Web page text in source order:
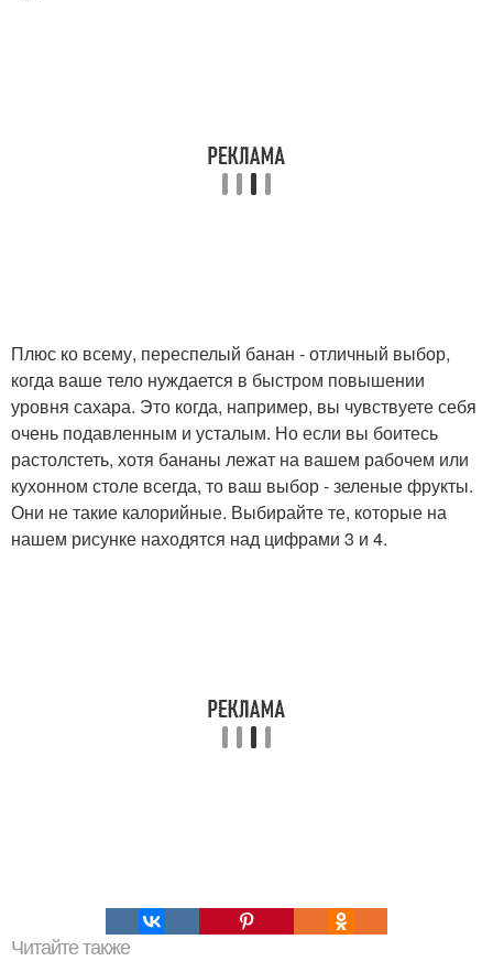
Плюс ко всему, переспелый банан - отличный выбор,
когда ваше тело нуждается в быстром повышении
уровня сахара. Это когда, например, вы чувствуете себя
очень подавленным и усталым. Но если вы боитесь
растолстеть, хотя бананы лежат на вашем рабочем или
кухонном столе всегда, то ваш выбор - зеленые фрукты.
Они не такие калорийные. Выбирайте те, которые на
нашем рисунке находятся над цифрами 3 и 4.
Читайте также